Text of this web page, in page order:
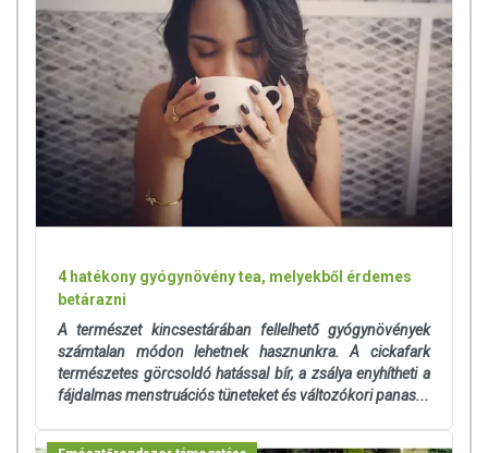
4 hatékony gyógynövény tea, melyekből érdemes
betárazni
A természet kincsestárában fellelhető gyógynövények
számtalan módon lehetnek hasznunkra. A cickafark
természetes görcsoldó hatással bír, a zsálya enyhítheti a
fájdalmas menstruációs tüneteket és változókori panas...